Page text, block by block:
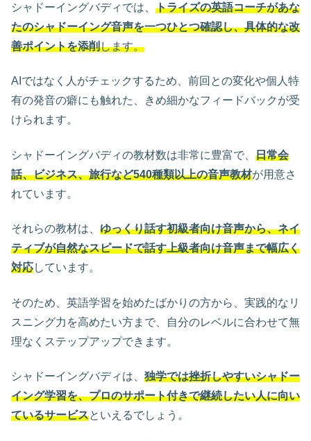
シャドーイングバディでは、 トライズの英語コーチがあな
たのシャドーイング音声を一つひとつ確認し、具体的な改
善ポイントを添削します。
AIではなく人がチェックするため、前回との変化や個人特
有の発音の癖にも触れた、きめ細かなフィードバックが受
けられます。
シャドーイングバディの教材数は非常に豊富で、 日常会
話、ビジネス、旅行など540種類以上の音声教材が用意さ
れています。
それらの教材は、 ゆっくり話す初級者向け音声から、ネイ
ティブが自然なスピードで話す上級者向け音声まで幅広く
対応しています。
そのため、英語学習を始めたばかりの方から、実践的なリ
スニング力を高めたい方まで、自分のレベルに合わせて無
理なくステップアップできます。
シャドーイングバディは、 独学では挫折しやすいシャドー
イング学習を、プロのサポート付きで継続したい人に向い
ているサービスといえるでしょう。